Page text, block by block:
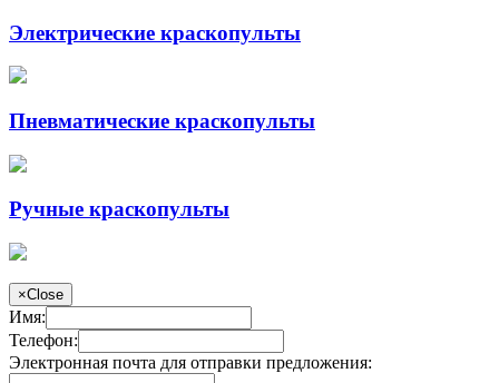
Электрические краскопульты
Пневматические краскопульты
Ручные краскопульты
×Close
Имя:
Телефон:
Электронная почта для отправки предложения: